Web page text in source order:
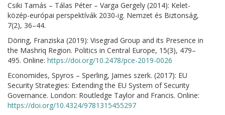
Csiki Tamás – Tálas Péter – Varga Gergely (2014): Kelet-
közép-európai perspektívák 2030-ig. Nemzet és Biztonság,
7(2), 36–44.
Döring, Franziska (2019): Visegrad Group and its Presence in
the Mashriq Region. Politics in Central Europe, 15(3), 479–
495. Online: https://doi.org/10.2478/pce-2019-0026
Economides, Spyros – Sperling, James szerk. (2017): EU
Security Strategies: Extending the EU System of Security
Governance. London: Routledge Taylor and Francis. Online:
https://doi.org/10.4324/9781315455297